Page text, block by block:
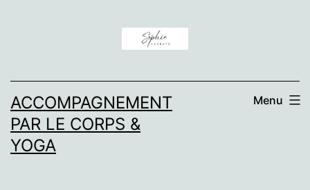
ACCOMPAGNEMENT
PAR LE CORPS &
YOGA
Menu